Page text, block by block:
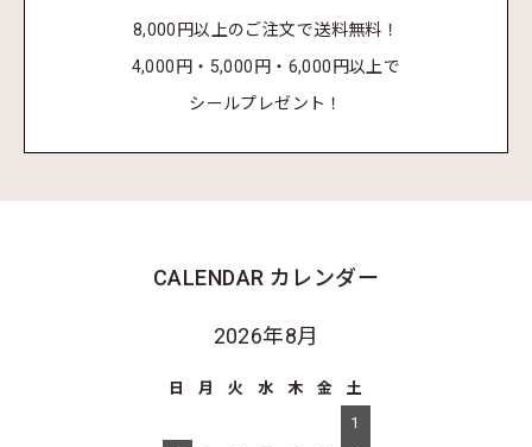
8,000円以上のご注文で送料無料！
4,000円・5,000円・6,000円以上で
シールプレゼント！
CALENDAR カレンダー
2026年8月
日 月 火 水 木 金
土
1